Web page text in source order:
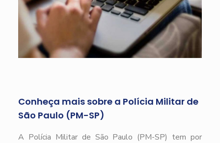
Conheça mais sobre a Polícia Militar de
São Paulo (PM-SP)
A Polícia Militar de São Paulo (PM-SP) tem por